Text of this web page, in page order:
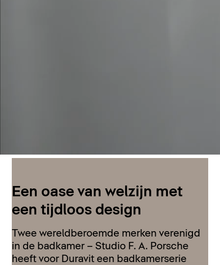
Een oase van welzijn met
een tijdloos design
Twee wereldberoemde merken verenigd
in de badkamer – Studio F. A. Porsche
heeft voor Duravit een badkamerserie